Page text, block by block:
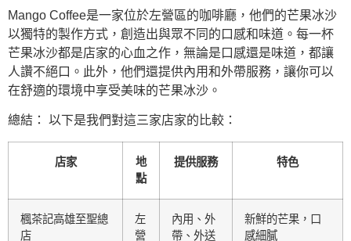
Mango Coffee是一家位於左營區的咖啡廳，他們的芒果冰沙
以獨特的製作方式，創造出與眾不同的口感和味道。每一杯
芒果冰沙都是店家的心血之作，無論是口感還是味道，都讓
人讚不絕口。此外，他們還提供內用和外帶服務，讓你可以
在舒適的環境中享受美味的芒果冰沙。
總結： 以下是我們對這三家店家的比較：
店家
地
點
提供服務 特色
楓茶記高雄至聖總
店
左
營
內用、外
帶、外送
新鮮的芒果，口
感細膩